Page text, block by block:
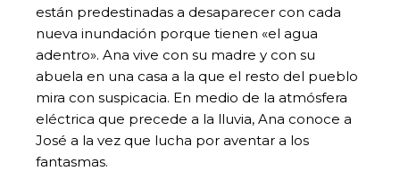
están predestinadas a desaparecer con cada
nueva inundación porque tienen «el agua
adentro». Ana vive con su madre y con su
abuela en una casa a la que el resto del pueblo
mira con suspicacia. En medio de la atmósfera
eléctrica que precede a la lluvia, Ana conoce a
José a la vez que lucha por aventar a los
fantasmas.